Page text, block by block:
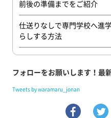
前後の準備までをご紹介
仕送りなしで専門学校へ進
らしする方法
フォローをお願いします！最
Tweets by waramaru_jonan